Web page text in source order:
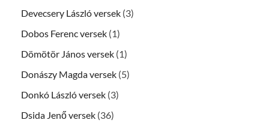
Devecsery László versek (3)
Dobos Ferenc versek (1)
Dömötör János versek (1)
Donászy Magda versek (5)
Donkó László versek (3)
Dsida Jenő versek (36)